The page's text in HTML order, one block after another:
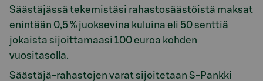
Säästäjässä tekemistäsi rahastosäästöistä maksat
enintään 0,5 % juoksevina kuluina eli 50 senttiä
jokaista sijoittamaasi 100 euroa kohden
vuositasolla.
Säästäjä-rahastojen varat sijoitetaan S-Pankki